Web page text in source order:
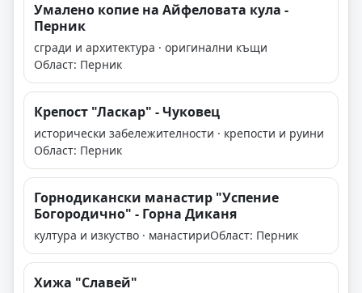
Умалено копие на Айфеловата кула -
Перник
сгради и архитектура · оригинални къщи
Област: Перник
Крепост "Ласкар" - Чуковец
исторически забележителности · крепости и руини
Област: Перник
Горнодикански манастир "Успение
Богородично" - Горна Диканя
култура и изкуство · манастириОбласт: Перник
Хижа "Славей"